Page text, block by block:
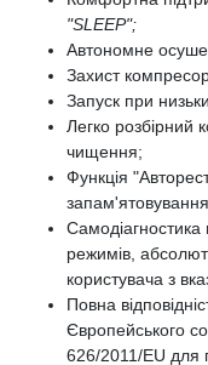
"SLEEP";
Автономне
Захист
Запуск при
Легко розбірний
чищення;
Функція
Самодіагностика
режимів,
користувача з
Повна
Європейського
626/2011/EU для